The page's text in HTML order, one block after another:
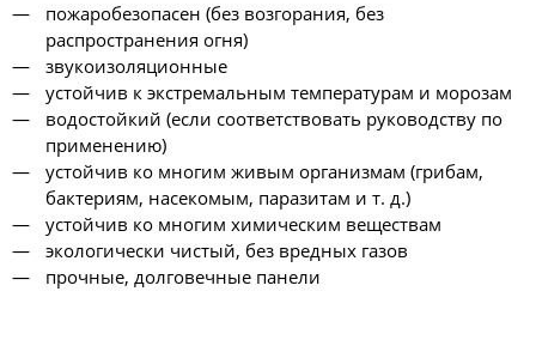
пожаробезопасен (без возгорания, без
распространения огня)
звукоизоляционные
устойчив к экстремальным температурам и морозам
водостойкий (если соответствовать руководству по
применению)
устойчив ко многим живым организмам (грибам,
бактериям, насекомым, паразитам и т. д.)
устойчив ко многим химическим веществам
экологически чистый, без вредных газов
прочные, долговечные панели